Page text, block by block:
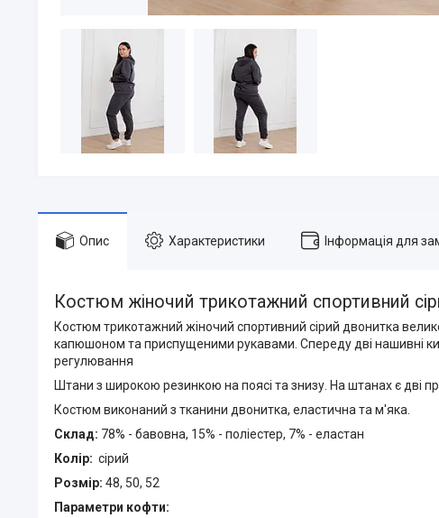
Опис Характеристики Інформація для
Костюм жіночий трикотажний спортивний
Костюм трикотажний жіночий спортивний сірий двонитка
капюшоном та приспущеними рукавами. Спереду дві нашивні
регулювання
Штани з широкою резинкою на поясі та знизу. На штанах є дві
Костюм виконаний з тканини двонитка, еластична та м'яка.
Склад: 78% - бавовна, 15% - поліестер, 7% - еластан
Колір: сірий
Розмір: 48, 50, 52
Параметри кофти: